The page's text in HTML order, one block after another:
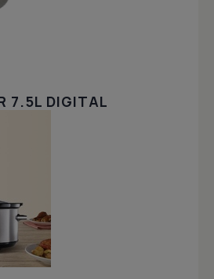
7.5L DIGITAL